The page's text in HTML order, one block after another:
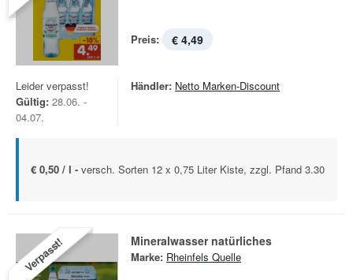
Preis: € 4,49
Leider verpasst!
Gültig: 28.06. -
04.07.
Händler: Netto Marken-Discount
€ 0,50 / l - versch. Sorten 12 x 0,75 Liter Kiste, zzgl. Pfand 3.30
Verpasst! Mineralwasser natürliches
Marke: Rheinfels Quelle